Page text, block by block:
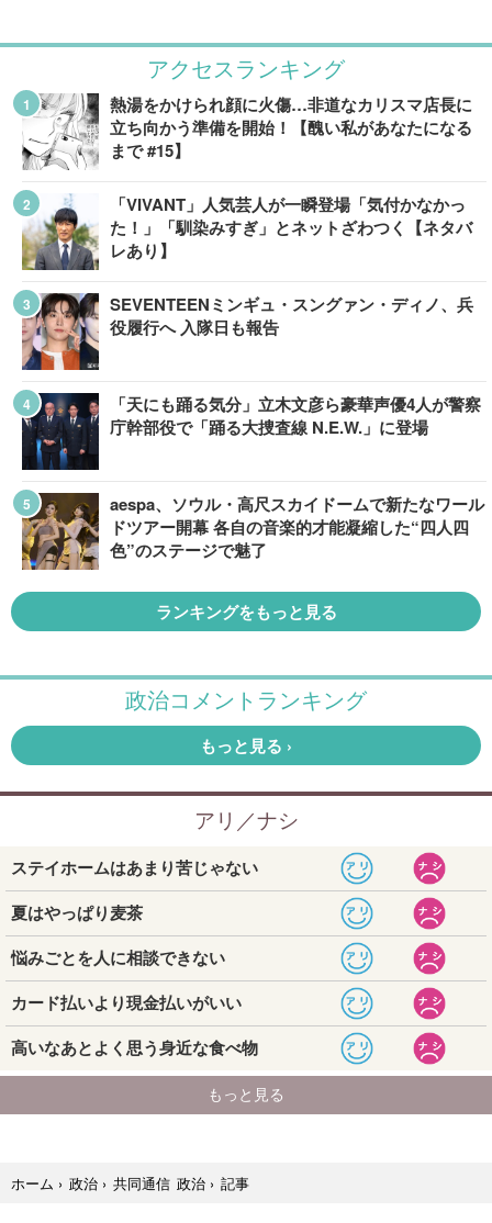
アクセスランキング
熱湯をかけられ顔に火傷…非道なカリスマ店長に
立ち向かう準備を開始！【醜い私があなたになる
まで #15】
「VIVANT」人気芸人が一瞬登場「気付かなかっ
た！」「馴染みすぎ」とネットざわつく【ネタバ
レあり】
SEVENTEENミンギュ・スングァン・ディノ、兵
役履行へ 入隊日も報告
「天にも踊る気分」立木文彦ら豪華声優4人が警察
庁幹部役で「踊る大捜査線 N.E.W.」に登場
aespa、ソウル・高尺スカイドームで新たなワール
ドツアー開幕 各自の音楽的才能凝縮した“四人四
色”のステージで魅了
ランキングをもっと見る
ホーム › 政治 › 共同通信 政治 › 記事